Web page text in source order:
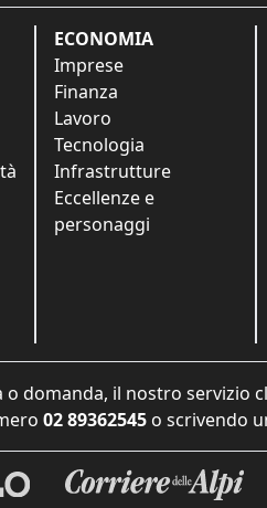
ECONOMIA
Imprese
Finanza
Lavoro
Tecnologia
Infrastrutture
Eccellenze e
personaggi
o domanda, il nostro servizio
02 89362545 o scrivendo